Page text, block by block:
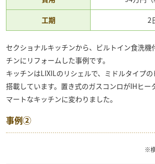
工期 2
セクショナルキッチンから、ビルトイン食洗機
チンにリフォームした事例です。
キッチンはLIXILのリシェルで、ミドルタイプ
搭載しています。置き式のガスコンロがIHヒー
マートなキッチンに変わりました。
事例②
※